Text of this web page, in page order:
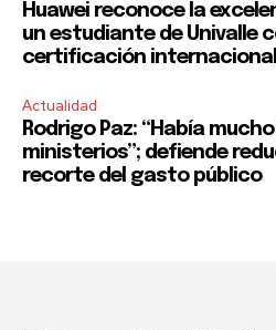
Huawei reconoce la
un estudiante de Univalle
certificación internacional
Actualidad
Rodrigo Paz: “Había
ministerios”; defiende
recorte del gasto público